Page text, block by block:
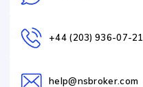
+44 (203) 936-07-21
help@nsbroker.com